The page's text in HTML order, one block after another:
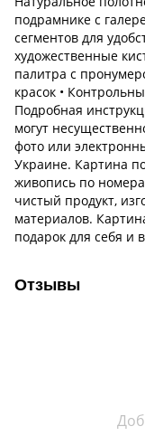
подрамнике с
сегментов для
художественные
палитра с
красок •
Подробная
могут
фото или
Украине. Картина
живопись по
чистый продукт,
материалов.
подарок для себя и
Отзывы